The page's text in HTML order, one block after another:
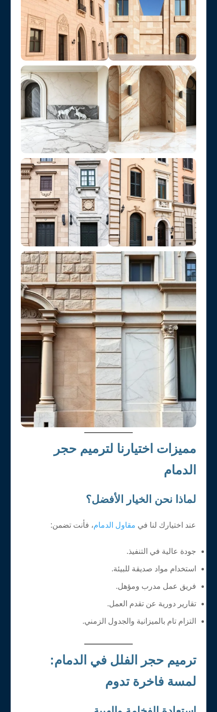
مميزات اختيارنا لترميم حجر
الدمام
لماذا نحن الخيار الأفضل؟
عند اختيارك لنا في مقاول الدمام، فأنت تضمن:
جودة عالية في التنفيذ.
استخدام مواد صديقة للبيئة.
فريق عمل مدرب ومؤهل.
تقارير دورية عن تقدم العمل.
التزام تام بالميزانية والجدول الزمني.
ترميم حجر الفلل في الدمام:
لمسة فاخرة تدوم